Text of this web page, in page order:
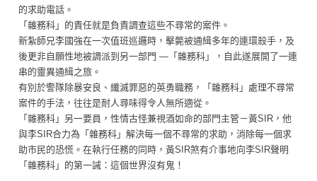
的求助電話。
「雜務科」的責任就是負責調查這些不尋常的案件。
新紮師兄李國強在一次值班巡邏時，擊斃被通緝多年的連環殺手，及
後更非自願性地被調派到另一部門 —「雜務科」，自此遂展開了一連
串的靈異通緝之旅。
有別於警隊除暴安良、纖滅罪惡的英勇職務，「雜務科」處理不尋常
案件的手法，往往是耐人尋味得令人無所適從。
「雜務科」另一要員，性情古怪兼視酒如命的部門主管－黃SIR，他
與李SIR合力為「雜務科」解決每一個不尋常的求助，消除每一個求
助市民的恐慌。在執行任務的同時，黃SIR煞有介事地向李SIR聲明
「雜務科」的第一誡：這個世界沒有鬼！